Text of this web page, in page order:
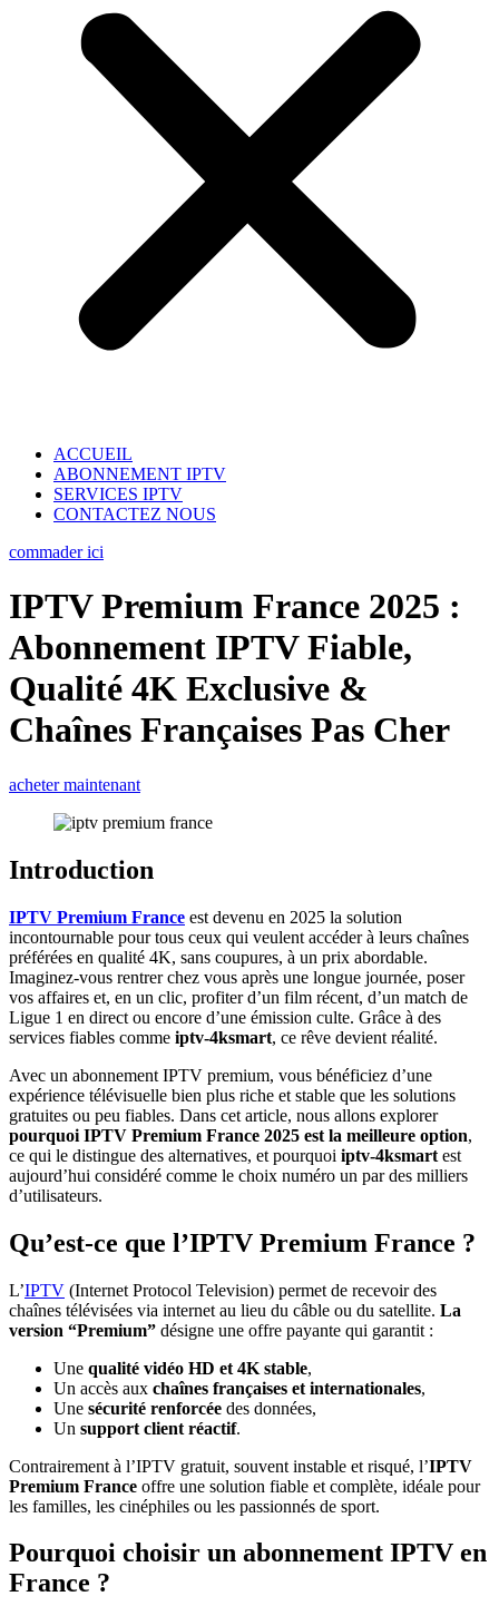
ACCUEIL
ABONNEMENT IPTV
SERVICES IPTV
CONTACTEZ NOUS
commader ici
IPTV Premium France 2025 :
Abonnement IPTV Fiable,
Qualité 4K Exclusive &
Chaînes Françaises Pas Cher
acheter maintenant
Introduction
IPTV Premium France est devenu en 2025 la solution
incontournable pour tous ceux qui veulent accéder à leurs chaînes
préférées en qualité 4K, sans coupures, à un prix abordable.
Imaginez-vous rentrer chez vous après une longue journée, poser
vos affaires et, en un clic, profiter d’un film récent, d’un match de
Ligue 1 en direct ou encore d’une émission culte. Grâce à des
services fiables comme iptv-4ksmart, ce rêve devient réalité.
Avec un abonnement IPTV premium, vous bénéficiez d’une
expérience télévisuelle bien plus riche et stable que les solutions
gratuites ou peu fiables. Dans cet article, nous allons explorer
pourquoi IPTV Premium France 2025 est la meilleure option,
ce qui le distingue des alternatives, et pourquoi iptv-4ksmart est
aujourd’hui considéré comme le choix numéro un par des milliers
d’utilisateurs.
Qu’est-ce que l’IPTV Premium France ?
L’IPTV (Internet Protocol Television) permet de recevoir des
chaînes télévisées via internet au lieu du câble ou du satellite. La
version “Premium” désigne une offre payante qui garantit :
Une qualité vidéo HD et 4K stable,
Un accès aux chaînes françaises et internationales,
Une sécurité renforcée des données,
Un support client réactif.
Contrairement à l’IPTV gratuit, souvent instable et risqué, l’IPTV
Premium France offre une solution fiable et complète, idéale pour
les familles, les cinéphiles ou les passionnés de sport.
Pourquoi choisir un abonnement IPTV en
France ?